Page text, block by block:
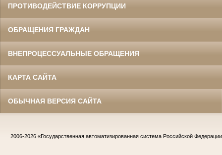
ПРОТИВОДЕЙСТВИЕ КОРРУПЦИИ
ОБРАЩЕНИЯ ГРАЖДАН
ВНЕПРОЦЕССУАЛЬНЫЕ ОБРАЩЕНИЯ
КАРТА САЙТА
ОБЫЧНАЯ ВЕРСИЯ САЙТА
2006-2026 «Государственная автоматизированная система Российской